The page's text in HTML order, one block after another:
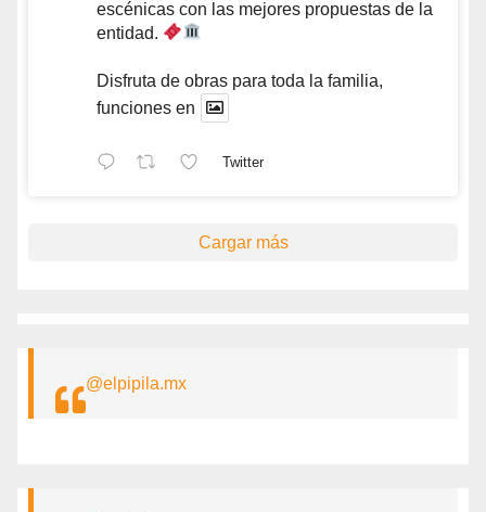
escénicas con las mejores propuestas de la
entidad.
Disfruta de obras para toda la familia,
funciones en
Twitter
Cargar más
@elpipila.mx